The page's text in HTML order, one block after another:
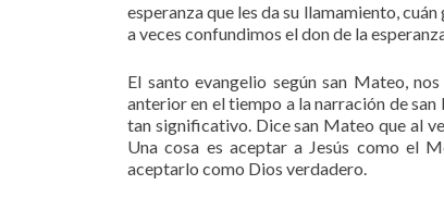
esperanza que les da su llamamiento,
a veces confundimos el don de la
El santo evangelio según san Mateo,
anterior en el tiempo a la narración de
tan significativo. Dice san Mateo que al
Una cosa es aceptar a Jesús como el
aceptarlo como Dios verdadero.